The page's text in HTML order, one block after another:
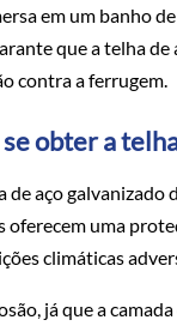
em um banho
que a telha
contra a ferrugem.
obter a
aço
oferecem uma
climáticas
já que a